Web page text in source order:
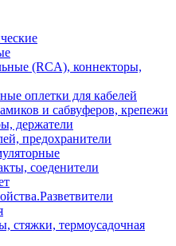
(RCA), коннекторы,
оплетки для кабелей
и сабвуферов, крепежи
держатели
предохранители
соеденители
стяжки, термоусадочная